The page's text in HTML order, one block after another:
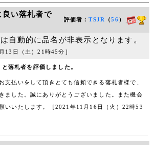
い落札者で
評価者：TSJR （56）
自動的に品名が非表示となります。
13日（土）21時45分］
落札者を評価しました。
支払いをして頂きとても信頼できる落札者様で、
ました。誠にありがとうございました。また機会
いいたします。［2021年11月16日（火）22時53